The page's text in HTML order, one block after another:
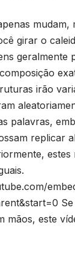
mudam,
girar o
geralmente
irão
palavras,
replicar
estes
mãos, este